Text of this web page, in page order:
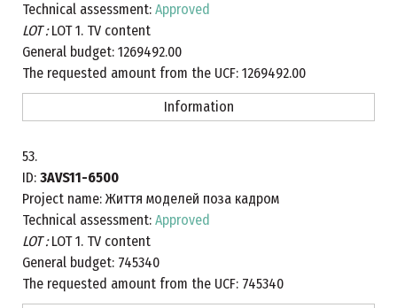
Technical assessment: Approved
LOT :LOT 1. TV content
General budget: 1269492.00
The requested amount from the UCF: 1269492.00
Information
53.
ID: 3AVS11-6500
Project name: Життя моделей поза кадром
Technical assessment: Approved
LOT :LOT 1. TV content
General budget: 745340
The requested amount from the UCF: 745340